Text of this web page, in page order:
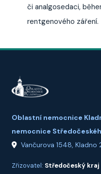
či analgosedaci,
rentgenového záření.
Oblastní nemocnice
nemocnice
Vančurova 1548, Kladno
Zřizovatel: Středočeský kraj